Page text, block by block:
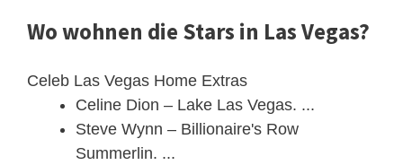
Wo wohnen die Stars in Las Vegas?
Celeb Las Vegas Home Extras
Celine Dion – Lake Las Vegas. ...
Steve Wynn – Billionaire's Row
Summerlin. ...